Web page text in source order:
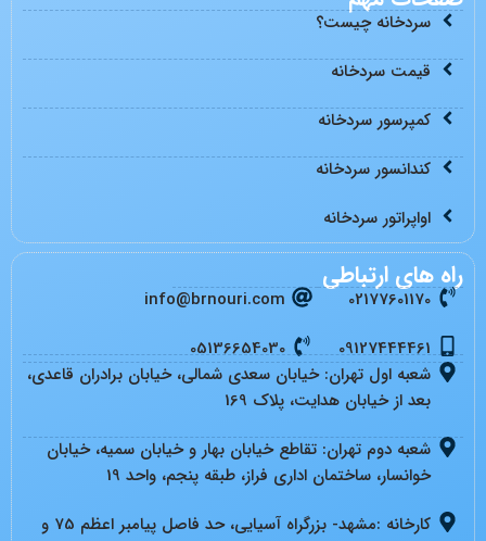
سردخانه چیست؟
قیمت سردخانه
کمپرسور سردخانه
کندانسور سردخانه
اواپراتور سردخانه
راه های ارتباطی
02177601170
09127444461
info@brnouri.com
05136654030
شعبه اول تهران: خیابان سعدی شمالی، خیابان برادران قاعدی،
بعد از خیابان هدایت، پلاک 169
شعبه دوم تهران: تقاطع خیابان بهار و خیابان سمیه، خیابان
خوانسار، ساختمان اداری فراز، طبقه پنجم، واحد 19
کارخانه :مشهد- بزرگراه آسیایی، حد فاصل پیامبر اعظم 75 و